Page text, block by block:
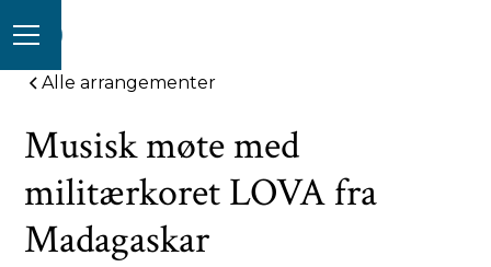
Alle arrangementer
Musisk møte med
militærkoret LOVA fra
Madagaskar